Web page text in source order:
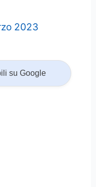
2023
su Google